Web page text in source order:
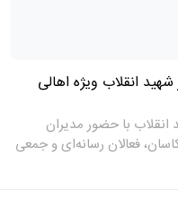
انقلاب ویژه اهالی
انقلاب با حضور مدیران
فعالان رسانه‌ای و جمعی